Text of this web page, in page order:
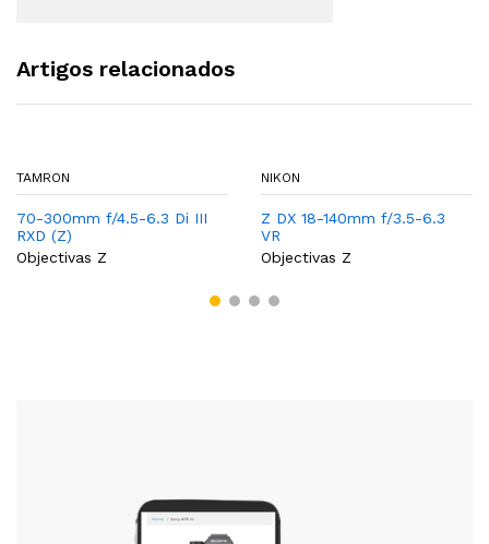
Artigos relacionados
TAMRON
70-300mm f/4.5-6.3 Di III
RXD (Z)
Objectivas Z
NIKON
Z DX 18-140mm f/3.5-6.3
VR
Objectivas Z